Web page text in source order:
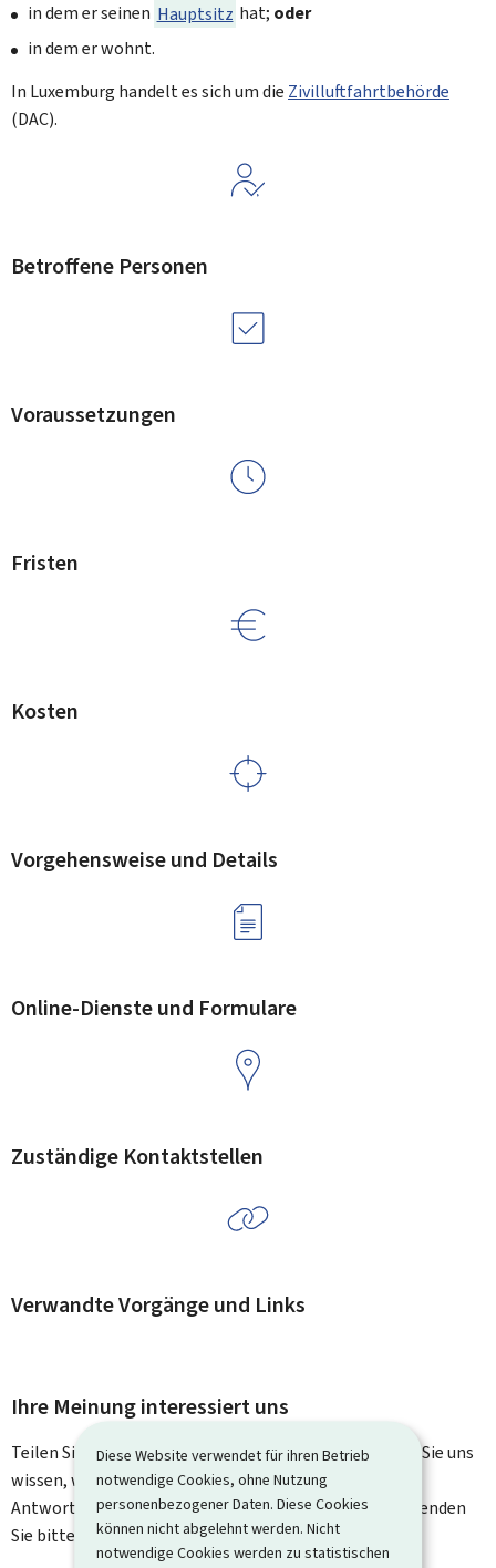
Diese Website verwendet für ihren Betrieb
notwendige Cookies, ohne Nutzung
personenbezogener Daten. Diese Cookies
können nicht abgelehnt werden. Nicht
notwendige Cookies werden zu statistischen
in dem er seinen Hauptsitz hat; oder
in dem er wohnt.
In Luxemburg handelt es sich um die Zivilluftfahrtbehörde
(DAC).
Betroffene Personen
Voraussetzungen
Fristen
Kosten
Vorgehensweise und Details
Online-Dienste und Formulare
Zuständige Kontaktstellen
Verwandte Vorgänge und Links
Ihre Meinung interessiert uns
Teilen Sie uns Ihre Meinung zu dieser Seite mit. Lassen Sie uns
wissen, was wir verbessern können. Sie erhalten keine
Antwort auf Ihr Feedback. Für spezifische Fragen verwenden
Sie bitte das Kontaktformular.